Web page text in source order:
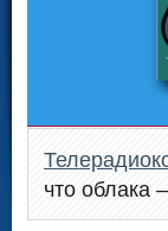
что облака